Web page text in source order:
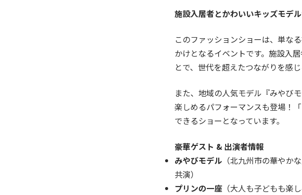
施設入居者とかわいいキッズモデ
このファッションショーは、単な
かけとなるイベントです。施設入
とで、世代を超えたつながりを感じ
また、地域の人気モデル『みやび
楽しめるパフォーマンスも登場！
できるショーとなっています。
豪華ゲスト & 出演者情報
みやびモデル （北九州市の華やか
共演）
プリンの一座 （大人も子どもも楽